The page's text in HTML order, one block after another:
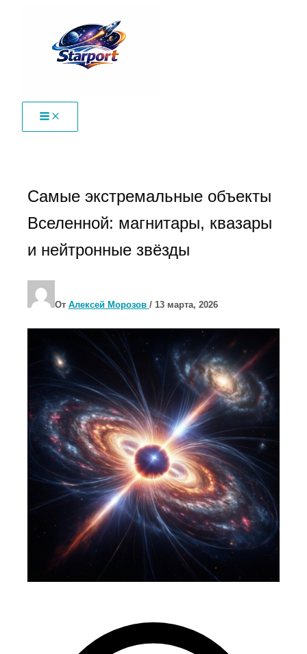
содержимому
Самые экстремальные объекты
Вселенной: магнитары, квазары
и нейтронные звёзды
От Алексей Морозов / 13 марта, 2026